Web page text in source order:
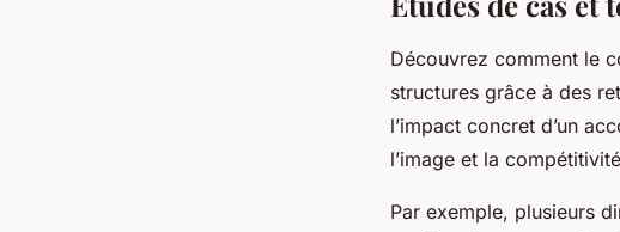
Découvrez comment le
structures grâce à des
l’impact concret d’un
l’image et la
Par exemple, plusieurs